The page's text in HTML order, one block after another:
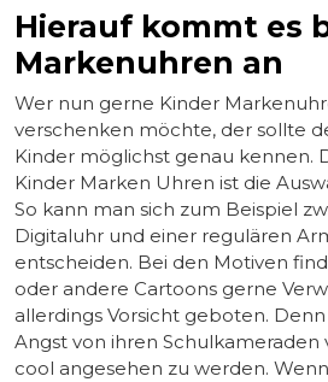
Hierauf kommt es
Markenuhren an
Wer nun gerne Kinder
verschenken möchte, der sollte
Kinder möglichst genau kennen.
Kinder Marken Uhren ist die
So kann man sich zum Beispiel
Digitaluhr und einer regulären
entscheiden. Bei den Motiven
oder andere Cartoons gerne
allerdings Vorsicht geboten.
Angst von ihren Schulkameraden
cool angesehen zu werden.